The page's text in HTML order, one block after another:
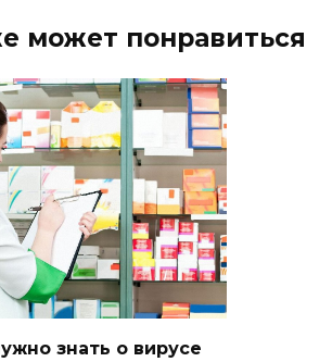
может понравиться
знать о вирусе